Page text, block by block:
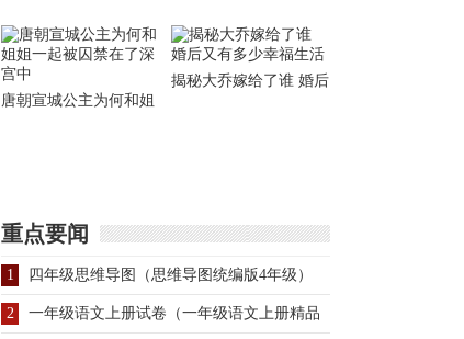
唐朝宣城公主为何和姐
揭秘大乔嫁给了谁 婚后
重点要闻
1 四年级思维导图（思维导图统编版4年级）
2 一年级语文上册试卷（一年级语文上册精品